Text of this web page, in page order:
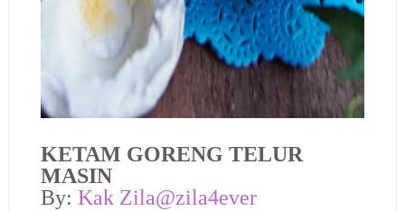
KETAM GORENG TELUR
MASIN
By: Kak Zila@zila4ever